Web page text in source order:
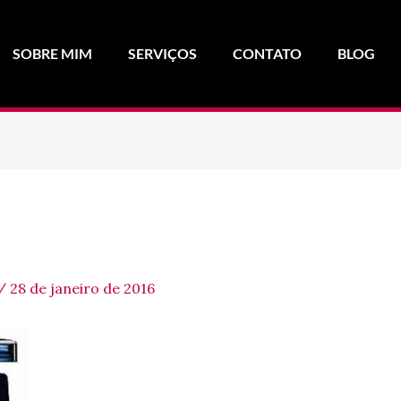
SOBRE MIM SERVIÇOS CONTATO BLOG
/ 28 de janeiro de 2016